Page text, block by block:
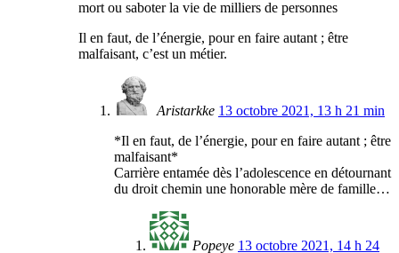
mort ou saboter la vie de milliers de personnes
Il en faut, de l’énergie, pour en faire autant ; être
malfaisant, c’est un métier.
Aristarkke 13 octobre 2021, 13 h 21 min
*Il en faut, de l’énergie, pour en faire autant ; être
malfaisant*
Carrière entamée dès l’adolescence en détournant
du droit chemin une honorable mère de famille…
Popeye 13 octobre 2021, 14 h 24